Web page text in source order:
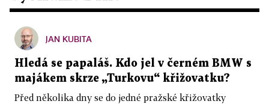
JAN KUBITA
Hledá se papaláš. Kdo jel v černém BMW s
majákem skrze „Turkovu“ křižovatku?
Před několika dny se do jedné pražské křižovatky